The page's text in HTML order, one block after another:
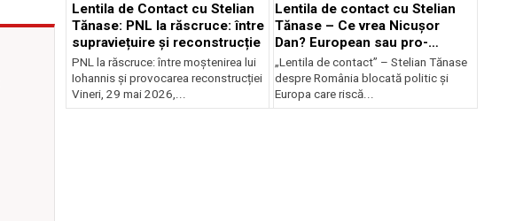
Lentila de Contact cu Stelian
Tănase: PNL la răscruce: între
supraviețuire și reconstrucție
PNL la răscruce: între moștenirea lui
Iohannis și provocarea reconstrucției
Vineri, 29 mai 2026,...
Lentila de contact cu Stelian
Tănase – Ce vrea Nicușor
Dan? European sau pro-
occidental?
„Lentila de contact” – Stelian Tănase
despre România blocată politic și
Europa care riscă...